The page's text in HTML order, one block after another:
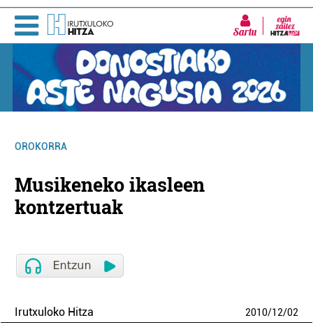
Sartu
OROKORRA
Musikeneko ikasleen
kontzertuak
Irutxuloko Hitza 2010/12/02